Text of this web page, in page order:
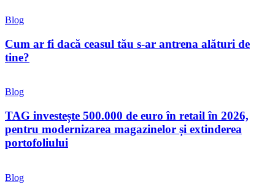
Blog
Cum ar fi dacă ceasul tău s-ar antrena alături de
tine?
Blog
TAG investește 500.000 de euro în retail în 2026,
pentru modernizarea magazinelor și extinderea
portofoliului
Blog